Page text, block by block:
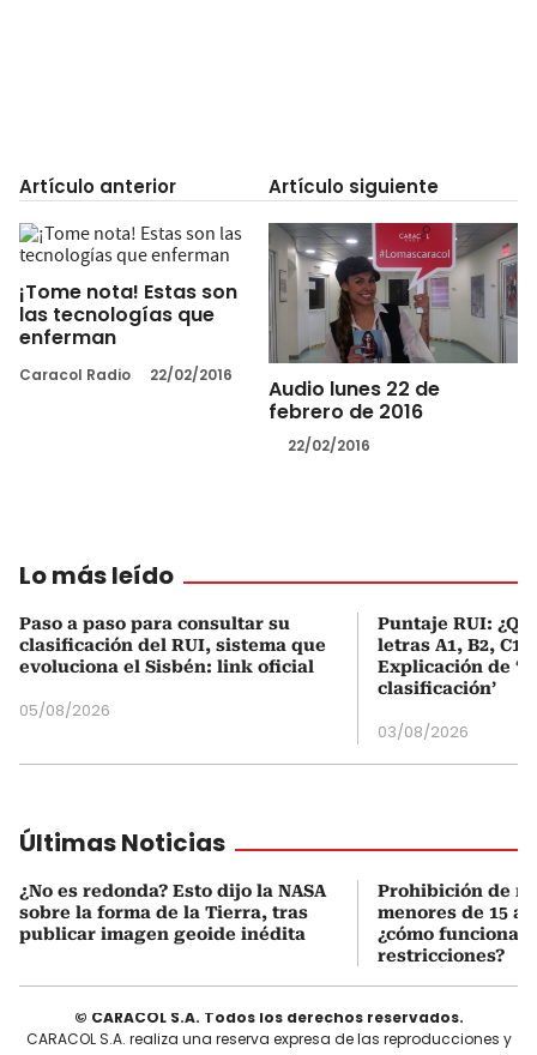
Artículo anterior
¡Tome nota! Estas son
las tecnologías que
enferman
Caracol Radio 22/02/2016
Artículo siguiente
Audio lunes 22 de
febrero de 2016
22/02/2016
Lo más leído
Paso a paso para consultar su
clasificación del RUI, sistema que
evoluciona el Sisbén: link oficial
05/08/2026
Puntaje RUI:
letras A1, B2, C1
Explicación de
clasificación’
03/08/2026
Últimas Noticias
¿No es redonda? Esto dijo la NASA
sobre la forma de la Tierra, tras
publicar imagen geoide inédita
Prohibición de
menores de 15
¿cómo funcionan
restricciones?
© CARACOL S.A. Todos los derechos reservados.
CARACOL S.A. realiza una reserva expresa de las reproducciones y